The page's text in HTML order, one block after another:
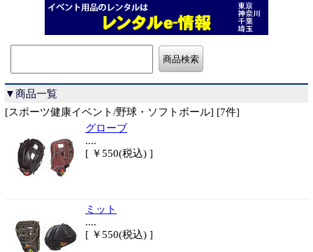
▼商品一覧
[スポーツ健康イベント/野球・ソフトボール] [7件]
グローブ
....
[ ￥550(税込) ]
ミット
....
[ ￥550(税込) ]